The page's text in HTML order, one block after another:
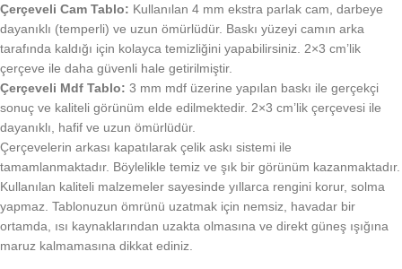
Çerçeveli Cam Tablo: Kullanılan 4 mm ekstra parlak cam, darbeye
dayanıklı (temperli) ve uzun ömürlüdür. Baskı yüzeyi camın arka
tarafında kaldığı için kolayca temizliğini yapabilirsiniz. 2×3 cm’lik
çerçeve ile daha güvenli hale getirilmiştir.
Çerçeveli Mdf Tablo: 3 mm mdf üzerine yapılan baskı ile gerçekçi
sonuç ve kaliteli görünüm elde edilmektedir. 2×3 cm’lik çerçevesi ile
dayanıklı, hafif ve uzun ömürlüdür.
Çerçevelerin arkası kapatılarak çelik askı sistemi ile
tamamlanmaktadır. Böylelikle temiz ve şık bir görünüm kazanmaktadır.
Kullanılan kaliteli malzemeler sayesinde yıllarca rengini korur, solma
yapmaz. Tablonuzun ömrünü uzatmak için nemsiz, havadar bir
ortamda, ısı kaynaklarından uzakta olmasına ve direkt güneş ışığına
maruz kalmamasına dikkat ediniz.